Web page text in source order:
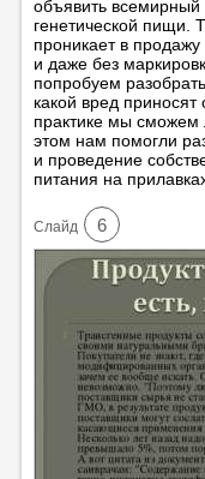
объявить
генетической пищи.
проникает в
и даже без
попробуем
какой вред
практике мы сможем
этом нам помогли
и проведение
питания на
Cлайд 6